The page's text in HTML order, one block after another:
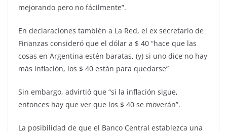
mejorando pero no fácilmente”.
En declaraciones también a La Red, el ex secretario de
Finanzas consideró que el dólar a $ 40 “hace que las
cosas en Argentina estén baratas, (y) si uno dice no hay
más inflación, los $ 40 están para quedarse”
Sin embargo, advirtió que “si la inflación sigue,
entonces hay que ver que los $ 40 se moverán”.
La posibilidad de que el Banco Central establezca una